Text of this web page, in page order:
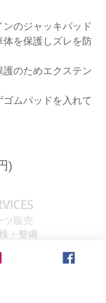
ンのジャッキパッド
体を保護しズレを防
のためエクステン
ムパッドを入れて
)
ツ販売
・整備
リケーション